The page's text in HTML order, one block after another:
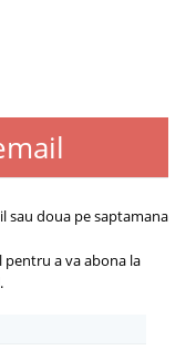
sau doua pe saptamana
a va abona la
Contact